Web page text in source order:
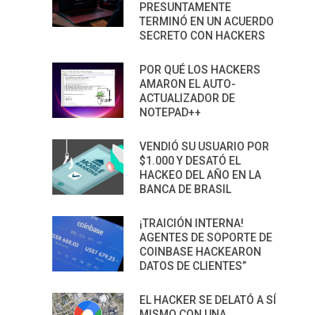
PRESUNTAMENTE
TERMINÓ EN UN ACUERDO
SECRETO CON HACKERS
POR QUÉ LOS HACKERS
AMARON EL AUTO-
ACTUALIZADOR DE
NOTEPAD++
VENDIÓ SU USUARIO POR
$1.000 Y DESATÓ EL
HACKEO DEL AÑO EN LA
BANCA DE BRASIL
¡TRAICIÓN INTERNA!
AGENTES DE SOPORTE DE
COINBASE HACKEARON
DATOS DE CLIENTES”
EL HACKER SE DELATÓ A SÍ